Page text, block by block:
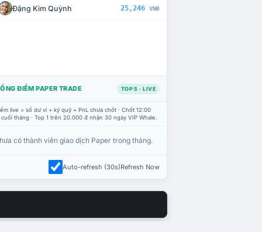
Đặng Kim Quỳnh 25,246 VNĐ
ĐIỂM PAPER TRADE TOP 5 · LIVE
live = số dư ví + ký quỹ + PnL chưa chốt · Chốt 12:00
tháng · Top 1 trên 20.000 đ nhận 30 ngày VIP Whale.
có thành viên giao dịch Paper trong tháng.
Auto-refresh (30s)Refresh Now